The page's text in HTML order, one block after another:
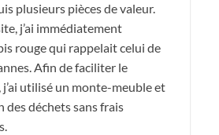
plusieurs pièces de valeur.
j’ai immédiatement
rouge qui rappelait celui de
Afin de faciliter le
utilisé un monte-meuble et
des déchets sans frais